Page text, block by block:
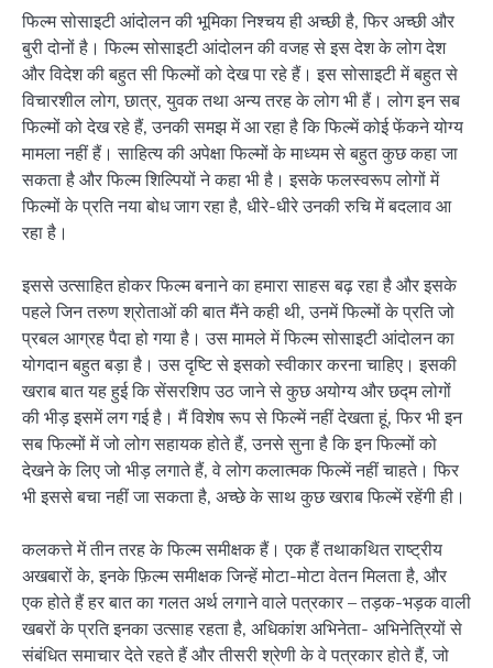
फिल्म सोसाइटी आंदोलन की भूमिका निश्चय ही अच्छी है, फिर अच्छी और
बुरी दोनों है। फिल्म सोसाइटी आंदोलन की वजह से इस देश के लोग देश
और विदेश की बहुत सी फिल्मों को देख पा रहे हैं। इस सोसाइटी में बहुत से
विचारशील लोग, छात्र, युवक तथा अन्य तरह के लोग भी हैं। लोग इन सब
फिल्मों को देख रहे हैं, उनकी समझ में आ रहा है कि फिल्में कोई फेंकने योग्य
मामला नहीं हैं। साहित्य की अपेक्षा फिल्मों के माध्यम से बहुत कुछ कहा जा
सकता है और फिल्म शिल्पियों ने कहा भी है। इसके फलस्वरूप लोगों में
फिल्मों के प्रति नया बोध जाग रहा है, धीरे-धीरे उनकी रुचि में बदलाव आ
रहा है।
इससे उत्साहित होकर फिल्म बनाने का हमारा साहस बढ़ रहा है और इसके
पहले जिन तरुण श्रोताओं की बात मैंने कही थी, उनमें फिल्मों के प्रति जो
प्रबल आग्रह पैदा हो गया है। उस मामले में फिल्म सोसाइटी आंदोलन का
योगदान बहुत बड़ा है। उस दृष्टि से इसको स्वीकार करना चाहिए। इसकी
खराब बात यह हुई कि सेंसरशिप उठ जाने से कुछ अयोग्य और छद्म लोगों
की भीड़ इसमें लग गई है। मैं विशेष रूप से फिल्में नहीं देखता हूं, फिर भी इन
सब फिल्मों में जो लोग सहायक होते हैं, उनसे सुना है कि इन फिल्मों को
देखने के लिए जो भीड़ लगाते हैं, वे लोग कलात्मक फिल्में नहीं चाहते। फिर
भी इससे बचा नहीं जा सकता है, अच्छे के साथ कुछ खराब फिल्में रहेंगी ही।
कलकत्ते में तीन तरह के फिल्म समीक्षक हैं। एक हैं तथाकथित राष्ट्रीय
अखबारों के, इनके फ़िल्म समीक्षक जिन्हें मोटा-मोटा वेतन मिलता है, और
एक होते हैं हर बात का गलत अर्थ लगाने वाले पत्रकार – तड़क-भड़क वाली
खबरों के प्रति इनका उत्साह रहता है, अधिकांश अभिनेता- अभिनेत्रियों से
संबंधित समाचार देते रहते हैं और तीसरी श्रेणी के वे पत्रकार होते हैं, जो